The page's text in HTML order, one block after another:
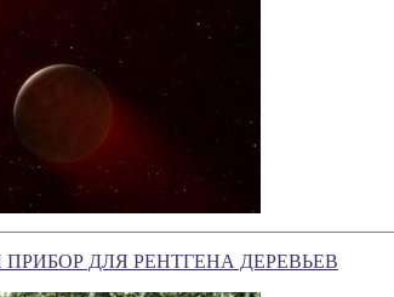
ДЛЯ РЕНТГЕНА ДЕРЕВЬЕВ